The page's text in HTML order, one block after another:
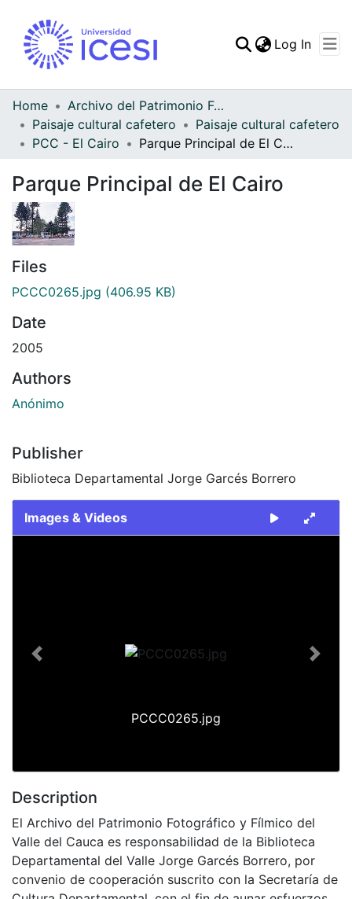
Statistics
Log In
Home
Archivo del Patrimonio Fotográfico y Fílmico del Valle del Cauca
Paisaje cultural cafetero
Paisaje cultural cafetero
PCC - El Cairo
Parque Principal de El Cairo
Parque Principal de El Cairo
Files
PCCC0265.jpg (406.95 KB)
Date
2005
Authors
Anónimo
Publisher
Biblioteca Departamental Jorge Garcés Borrero
Images & Videos
PCCC0265.jpg
Previous Next
Description
El Archivo del Patrimonio Fotográfico y Fílmico del
Valle del Cauca es responsabilidad de la Biblioteca
Departamental del Valle Jorge Garcés Borrero, por
convenio de cooperación suscrito con la Secretaría de